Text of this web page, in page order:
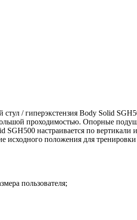
/ гиперэкстензия Body Solid
проходимостью. Опорные
настраивается по вертикали
исходного положения для
пользователя;